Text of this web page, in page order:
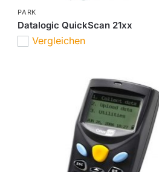
PARK
Datalogic QuickScan 21xx
Vergleichen